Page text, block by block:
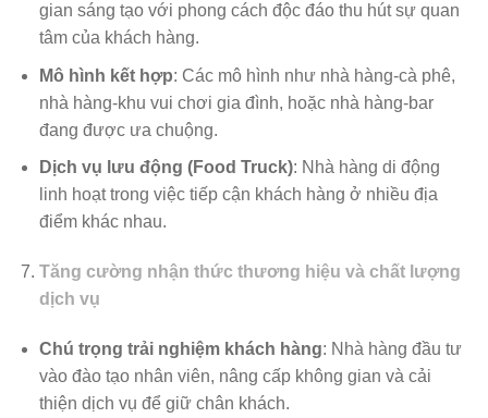
gian sáng tạo với phong cách độc đáo thu hút sự quan
tâm của khách hàng.
Mô hình kết hợp: Các mô hình như nhà hàng-cà phê,
nhà hàng-khu vui chơi gia đình, hoặc nhà hàng-bar
đang được ưa chuộng.
Dịch vụ lưu động (Food Truck): Nhà hàng di động
linh hoạt trong việc tiếp cận khách hàng ở nhiều địa
điểm khác nhau.
Tăng cường nhận thức thương hiệu và chất lượng
dịch vụ
Chú trọng trải nghiệm khách hàng: Nhà hàng đầu tư
vào đào tạo nhân viên, nâng cấp không gian và cải
thiện dịch vụ để giữ chân khách.